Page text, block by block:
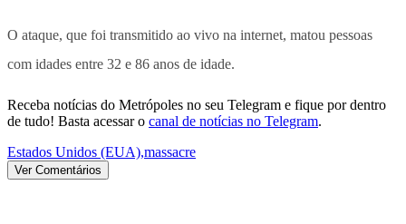
O ataque, que foi transmitido ao vivo na internet, matou pessoas
com idades entre 32 e 86 anos de idade.
Receba notícias do Metrópoles no seu Telegram e fique por dentro
de tudo! Basta acessar o canal de notícias no Telegram.
Estados Unidos (EUA),massacre
Ver Comentários